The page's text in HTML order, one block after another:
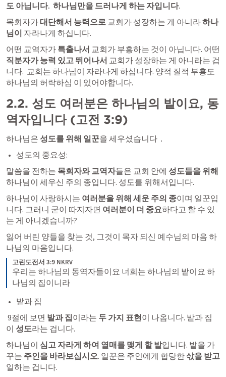
도 아닙니다.  하나님만을 드러나게 하는 자입니다.
목회자가 대단해서 능력으로 교회가 성장하는 게 아니라 하나
님이 자라나게 하십니다.
어떤 교역자가 특출나서
직분자가 능력 있고 뛰어나서 교회가 성장하는 게 아니라는 겁
니다.  교회는 하나님이 자라나게 하십니다. 양적 질적 부흥도
하나님의 허락하심 이 있어야합니다.
2.2. 성도 여러분은 하나님의 밭이요, 동
역자입니다 (고전 3:9)
하나님은 성도를 위해 일꾼을 세우셨습니다．
성도의 중요성:
말씀을 전하는 목회자와 교역자들은 교회 안에
하나님이 세우신 주의 종입니다. 성도를 위해서입니다.
하나님이 사랑하시는 여러분을 위해 세운 주의 종이며 일꾼입
니다. 그러니 굳이 따지자면 여러분이 더 중요하다고 할 수 있
는 게 아니겠습니까?
잃어 버린 양들을 찾는 것, 그것이 목자 되신 예수님의 마음 하
나님의 마음입니다.
고린도전서 3:9 NKRV
우리는 하나님의 동역자들이요 너희는 하나님의 밭이요 하
나님의 집이니라
밭과 집
9절에 보면 밭과 집이라는 두 가지 표현이 나옵니다. 밭과 집
이 성도라는 겁니다.
하나님이 심고 자라게 하여 열매를 맺게 할 밭입니다. 밭을 가
꾸는 주인을 바라보십시오. 일꾼은 주인에게 합당한 삯을 받고
일하는 겁니다.